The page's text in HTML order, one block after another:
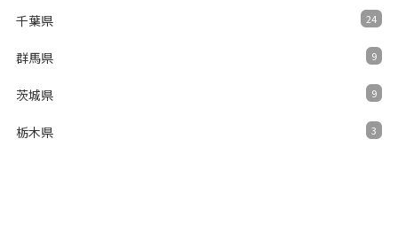
千葉県 24
群馬県 9
茨城県 9
栃木県 3